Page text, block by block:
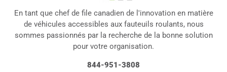
En tant que chef de file canadien de l'innovation en matière
de véhicules accessibles aux fauteuils roulants, nous
sommes passionnés par la recherche de la bonne solution
pour votre organisation.
844-951-3808